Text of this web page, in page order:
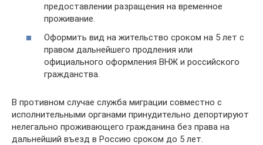
предоставлении разращения на временное
проживание.
Оформить вид на жительство сроком на 5 лет с
правом дальнейшего продления или
официального оформления ВНЖ и российского
гражданства.
В противном случае служба миграции совместно с
исполнительными органами принудительно депортируют
нелегально проживающего гражданина без права на
дальнейший въезд в Россию сроком до 5 лет.